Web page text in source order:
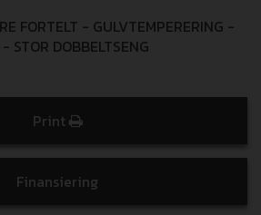
FORTELT - GULVTEMPERERING -
STOR DOBBELTSENG
Print
Finansiering